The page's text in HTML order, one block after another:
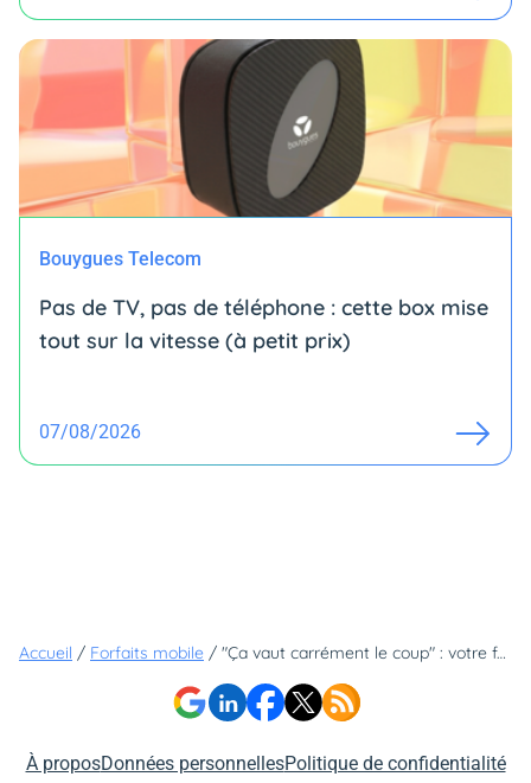
Bouygues Telecom
Pas de TV, pas de téléphone : cette box mise
tout sur la vitesse (à petit prix)
07/08/2026
Accueil / Forfaits mobile / "Ça vaut carrément le coup" : votre forfait illimité à partir de 2,99€ avec NRJ Mobile
À proposDonnées personnellesPolitique de confidentialité